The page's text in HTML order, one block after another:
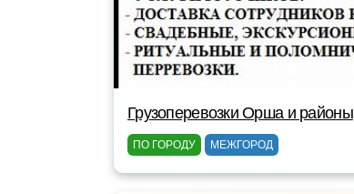
Грузоперевозки Орша и районы
ПО ГОРОДУ МЕЖГОРОД